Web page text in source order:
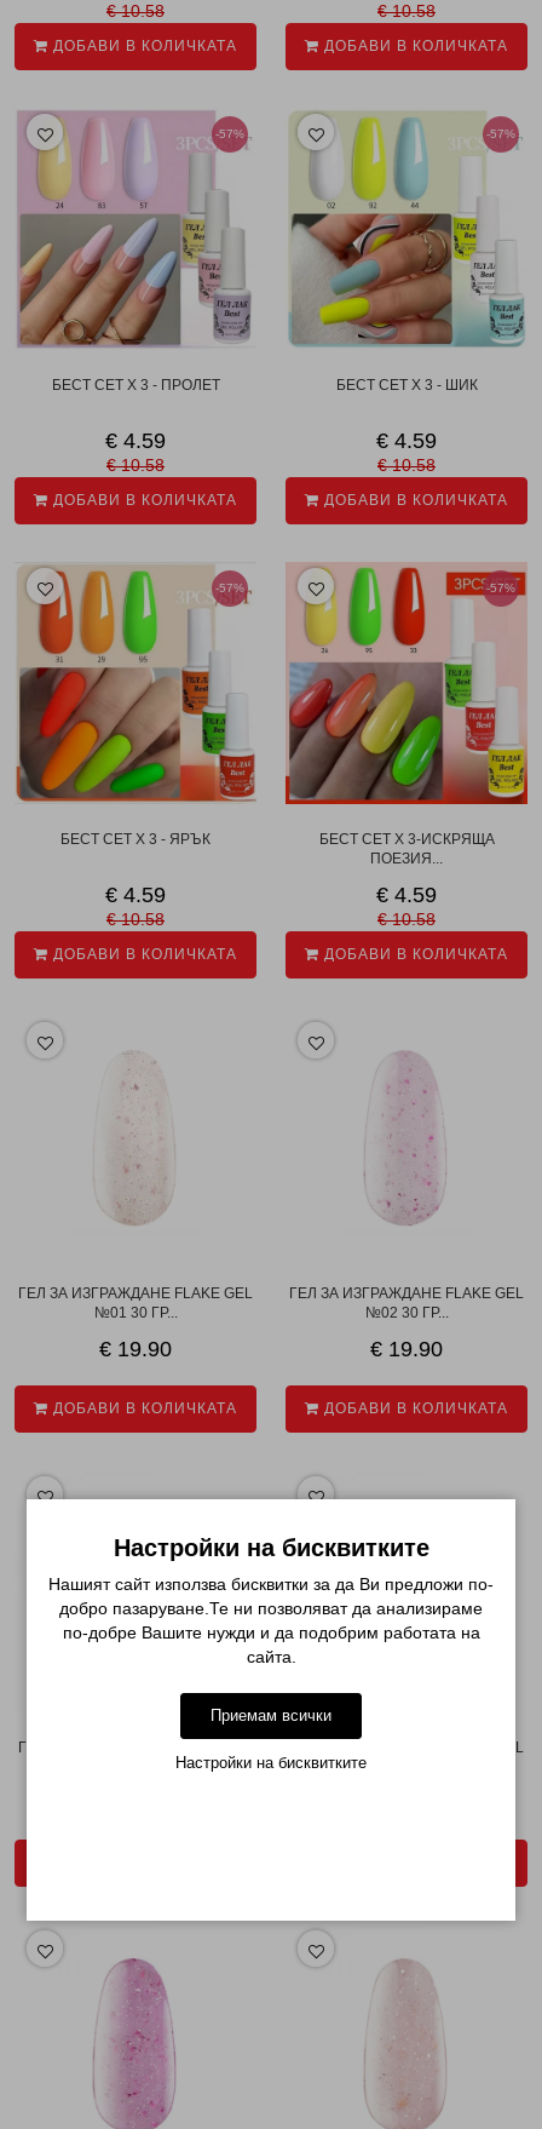
€ 10.58
ДОБАВИ В КОЛИЧКАТА
€ 10.58
ДОБАВИ В КОЛИЧКАТА
-57%
БЕСТ СЕТ X 3 - ПРОЛЕТ
€ 4.59
€ 10.58
ДОБАВИ В КОЛИЧКАТА
-57%
БЕСТ СЕТ X 3 - ШИК
€ 4.59
€ 10.58
ДОБАВИ В КОЛИЧКАТА
-57%
БЕСТ СЕТ X 3 - ЯРЪК
€ 4.59
€ 10.58
ДОБАВИ В КОЛИЧКАТА
-57%
БЕСТ СЕТ X 3-ИСКРЯЩА
ПОЕЗИЯ...
€ 4.59
€ 10.58
ДОБАВИ В КОЛИЧКАТА
ГЕЛ ЗА ИЗГРАЖДАНЕ FLAKE GEL
№01 30 ГР...
€ 19.90
ДОБАВИ В КОЛИЧКАТА
ГЕЛ ЗА ИЗГРАЖДАНЕ FLAKE GEL
№02 30 ГР...
€ 19.90
ДОБАВИ В КОЛИЧКАТА
ГЕЛ ЗА ИЗГРАЖДАНЕ FLAKE GEL
№03 30 ГР...
ГЕЛ ЗА ИЗГРАЖДАНЕ FLAKE GEL
№07 30 ГР...
Настройки на бисквитките
Нашият сайт използва бисквитки за да Ви предложи по-
добро пазаруване.Те ни позволяват да анализираме
по-добре Вашите нужди и да подобрим работата на
сайта.
Приемам всички
Настройки на бисквитките